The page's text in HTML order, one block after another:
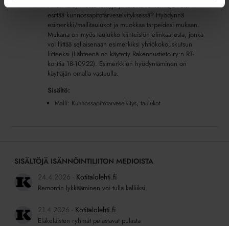
Miten taloyhtiössä tehtyjä ja tulevia remontteja voisi
esittää kunnossapitotarveselvityksessä? Hyödynnä
esimerkki/mallitaulukot ja muokkaa tarpeidesi mukaan.
Mukana on myös taulukko kiinteistön elinkaaresta, jonka
voi liittää sellaisenaan esimerkiksi yhtiökokouskutsun
liitteeksi (Lähteenä on käytetty Rakennustieto ry:n RT-
korttia 18-10922). Esimerkkien hyödyntäminen on
käyttäjän omalla vastuulla.
Sisältö:
Malli: Kunnossapitotarveselvitys, taulukot
SISÄLTÖJÄ ISÄNNÖINTILIITON MEDIOISTA
24.4.2026
Kotitalolehti.fi
Remontin lykkääminen voi tulla kalliiksi
21.4.2026 Kotitalolehti.fi
Eläkeläisten ryhmät pelastavat pulasta